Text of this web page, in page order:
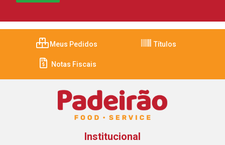
Meus Pedidos Títulos
Notas Fiscais
Institucional